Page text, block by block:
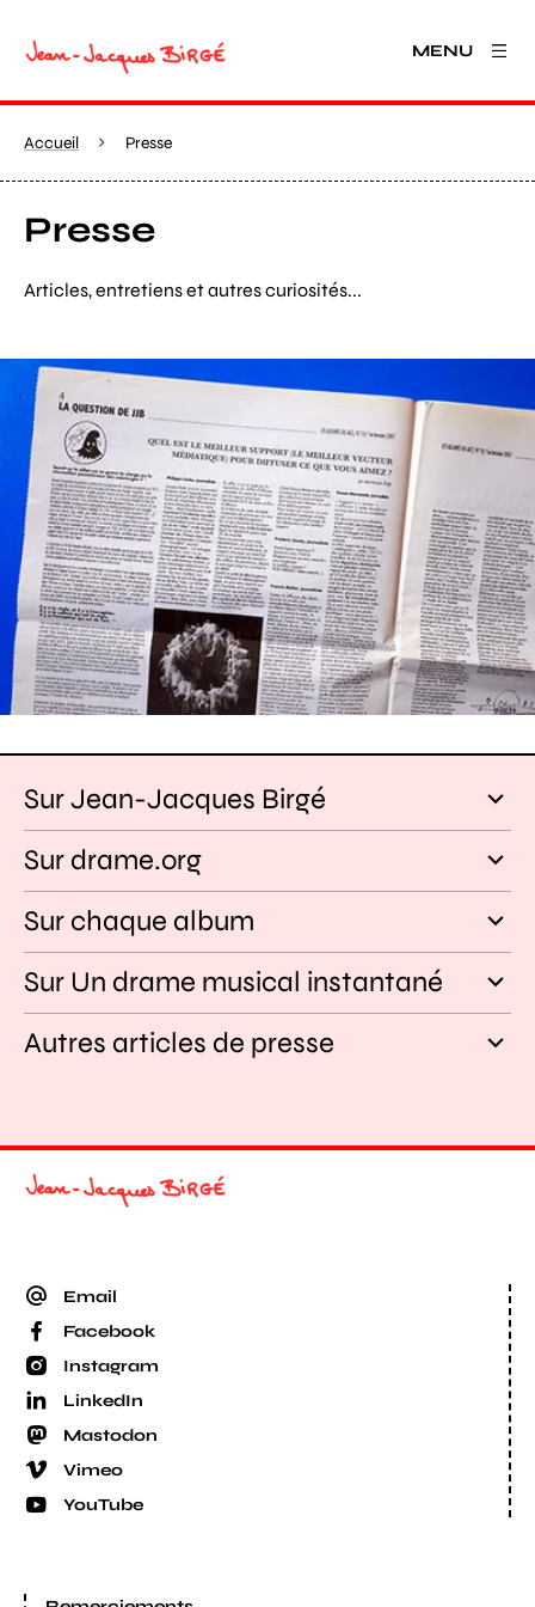
MENU
Accueil Presse
Presse
Articles, entretiens et autres curiosités...
Agrandir
Sur Jean-Jacques Birgé
Sur drame.org
Sur chaque album
Sur Un drame musical instantané
Autres articles de presse
Email
Facebook
Instagram
LinkedIn
Mastodon
Vimeo
YouTube